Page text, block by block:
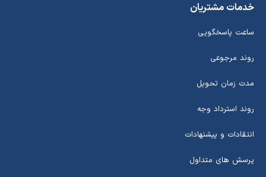
خدمات مشتریان
ساعت پاسخگویی
روند مرجوعی
مدت زمان تحویل
روند استرداد وجه
انتقادات و پیشنهادات
پرسش های متداول